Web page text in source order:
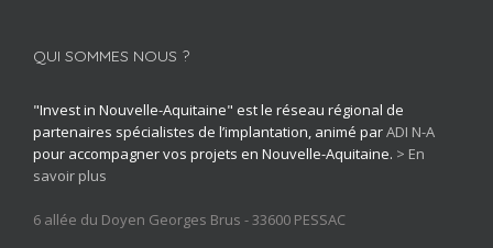
QUI SOMMES NOUS ?
"Invest in Nouvelle-Aquitaine" est le réseau régional de
partenaires spécialistes de l’implantation, animé parADI N-A
pour accompagner vos projets en Nouvelle-Aquitaine. > En
savoir plus
6 allée du Doyen Georges Brus - 33600 PESSAC